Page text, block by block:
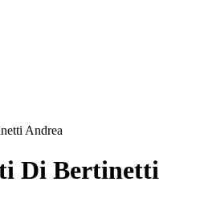
Andrea
Di Bertinetti